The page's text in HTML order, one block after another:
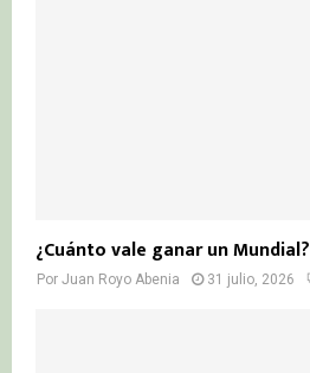
¿Cuánto vale ganar un Mundial?
Por Juan Royo Abenia 31 julio, 2026